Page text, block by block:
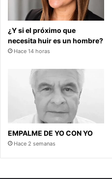
¿Y si el próximo que
necesita huir es un hombre?
Hace 14 horas
EMPALME DE YO CON YO
Hace 2 semanas